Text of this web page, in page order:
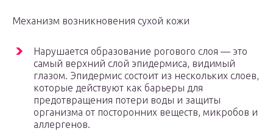
Механизм возникновения сухой кожи
Нарушается образование рогового слоя — это
самый верхний слой эпидермиса, видимый
глазом. Эпидермис состоит из нескольких слоев,
которые действуют как барьеры для
предотвращения потери воды и защиты
организма от посторонних веществ, микробов и
аллергенов.